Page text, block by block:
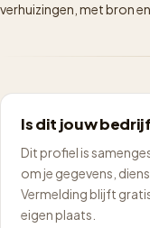
verhuizingen, met bron
Is dit jouw
Dit profiel is
om je gegevens,
Vermelding blijft
eigen plaats.